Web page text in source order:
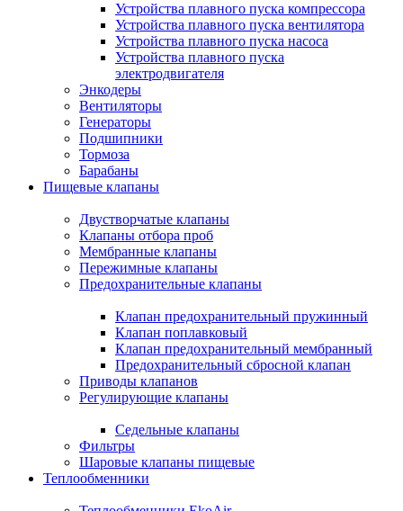
Устройства плавного пуска компрессора
Устройства плавного пуска вентилятора
Устройства плавного пуска насоса
Устройства плавного пуска
электродвигателя
Энкодеры
Вентиляторы
Генераторы
Подшипники
Тормоза
Барабаны
Пищевые клапаны
Двустворчатые клапаны
Клапаны отбора проб
Мембранные клапаны
Пережимные клапаны
Предохранительные клапаны
Клапан предохранительный пружинный
Клапан поплавковый
Клапан предохранительный мембранный
Предохранительный сбросной клапан
Приводы клапанов
Регулирующие клапаны
Седельные клапаны
Фильтры
Шаровые клапаны пищевые
Теплообменники